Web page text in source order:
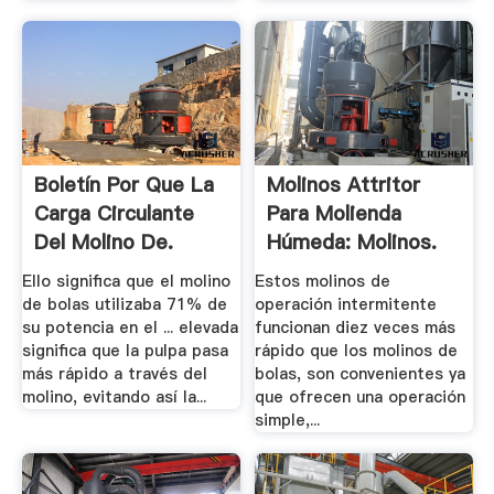
Boletín Por Que La
Carga Circulante
Del Molino De.
Ello significa que el molino
de bolas utilizaba 71% de
su potencia en el ... elevada
significa que la pulpa pasa
más rápido a través del
molino, evitando así la...
Molinos Attritor
Para Molienda
Húmeda: Molinos.
Estos molinos de
operación intermitente
funcionan diez veces más
rápido que los molinos de
bolas, son convenientes ya
que ofrecen una operación
simple,...